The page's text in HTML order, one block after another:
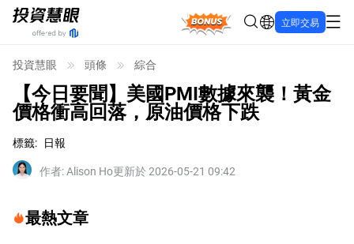
Bonus 立即交易
投資慧眼 頭條 綜合
【今日要聞】美國PMI數據來襲！黃金
價格衝高回落，原油價格下跌
標籤: 日報
作者:Alison Ho更新於 2026-05-21 09:42
最熱文章